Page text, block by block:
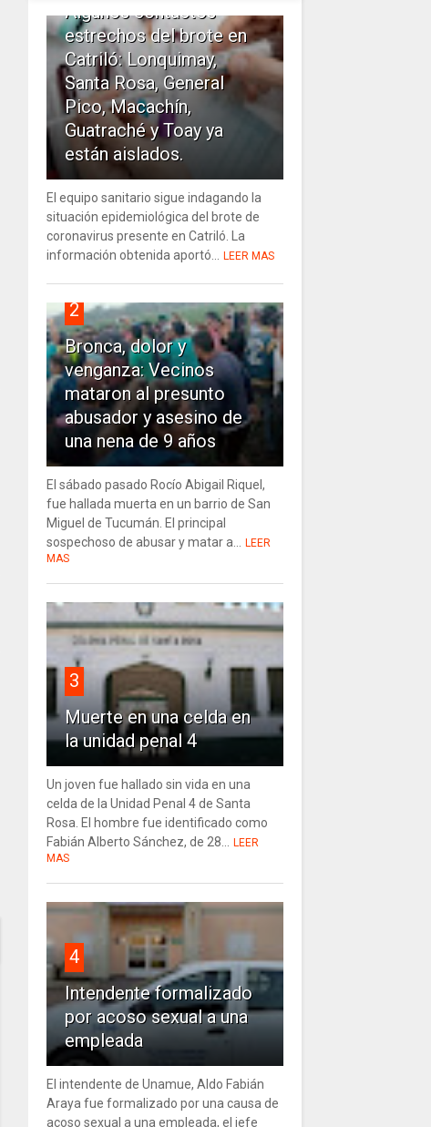
Algunos contactos
estrechos del brote en
Catriló: Lonquimay,
Santa Rosa, General
Pico, Macachín,
Guatraché y Toay ya
están aislados.
El equipo sanitario sigue indagando la
situación epidemiológica del brote de
coronavirus presente en Catriló. La
información obtenida aportó... LEER MAS
2
Bronca, dolor y
venganza: Vecinos
mataron al presunto
abusador y asesino de
una nena de 9 años
El sábado pasado Rocío Abigail Riquel,
fue hallada muerta en un barrio de San
Miguel de Tucumán. El principal
sospechoso de abusar y matar a... LEER
MAS
3
Muerte en una celda en
la unidad penal 4
Un joven fue hallado sin vida en una
celda de la Unidad Penal 4 de Santa
Rosa. El hombre fue identificado como
Fabián Alberto Sánchez, de 28... LEER
MAS
4
Intendente formalizado
por acoso sexual a una
empleada
El intendente de Unamue, Aldo Fabián
Araya fue formalizado por una causa de
acoso sexual a una empleada, el jefe